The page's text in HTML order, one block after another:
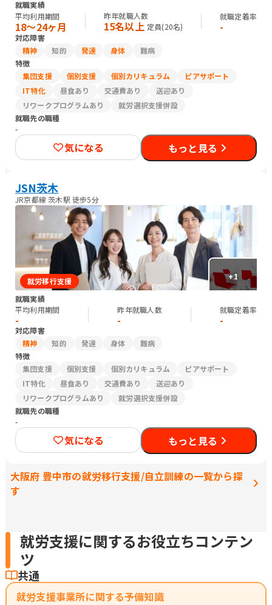
就職実績
平均利用期間
18〜24ヶ月
昨年就職人数
15名以上 定員(20名)
就職定着率
-
対応障害
精神
知的 発達 身体
難病
特徴
集団支援
個別支援 個別カリキュラム
ピアサポート
IT特化
昼食あり 交通費あり
送迎あり
リワークプログラムあり
就労選択支援併設
就職先の職種
-
気になる もっと見る
JSN茨木
JR京都線 茨木駅 徒歩5分
+1
就労移行支援
就職実績
平均利用期間
-
昨年就職人数
-
就職定着率
-
対応障害
精神
知的 発達 身体
難病
特徴
集団支援
個別支援 個別カリキュラム
ピアサポート
IT特化
昼食あり 交通費あり
送迎あり
リワークプログラムあり
就労選択支援併設
就職先の職種
-
気になる もっと見る
大阪府 豊中市の就労移行支援/自立訓練の一覧から探
す
就労支援に関するお役立ちコンテン
ツ
共通
就労支援事業所に関する予備知識